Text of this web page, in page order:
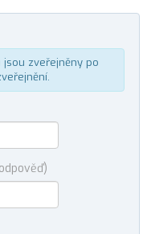
jsou zveřejněny po